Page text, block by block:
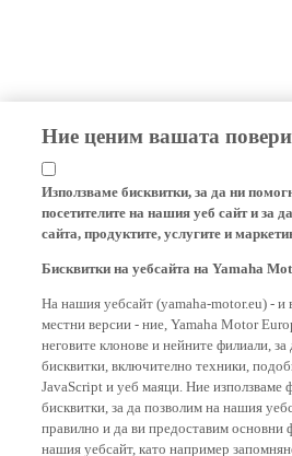
Ние ценим вашата
Използваме бисквитки, за да ни
посетителите на нашия уеб сайт и за
сайта, продуктите, услугите и
Бисквитки на уебсайта на Yamaha
На нашия уебсайт (yamaha-motor.eu) - и
местни версии - ние, Yamaha Motor
неговите клонове и нейните филиали, за
бисквитки, включително техники,
JavaScript и уеб маяци. Ние използваме
бисквитки, за да позволим на нашия
правилно и да ви предоставим основни
нашия уебсайт, като например